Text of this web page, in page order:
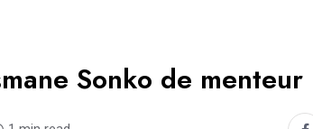
Sonko de menteur